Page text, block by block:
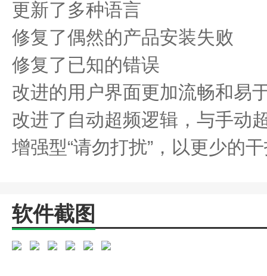
更新了多种语言
修复了偶然的产品安装失败
修复了已知的错误
改进的用户界面更加流畅和易
改进了自动超频逻辑，与手动
增强型“请勿打扰”，以更少的
软件截图